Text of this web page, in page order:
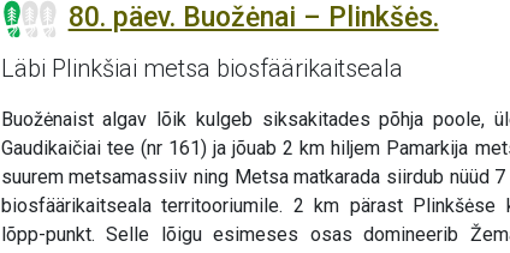
80. päev. Buožėnai – Plinkšės.
Läbi Plinkšiai metsa biosfäärikaitseala
Buožėnaist algav lõik kulgeb siksakitades põhja poole,
Gaudikaičiai tee (nr 161) ja jõuab 2 km hiljem Pamarkija
suurem metsamassiiv ning Metsa matkarada siirdub nüüd
biosfäärikaitseala territooriumile. 2 km pärast Plinkšėse
lõpp-punkt. Selle lõigu esimeses osas domineerib